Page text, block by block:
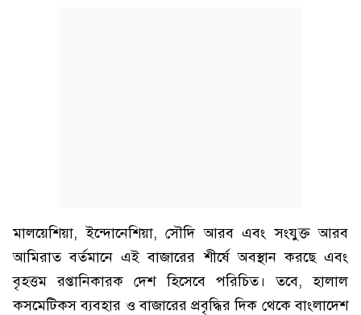
মালয়েশিয়া, ইন্দোনেশিয়া, সৌদি আরব এবং সংযুক্ত আরব
আমিরাত বর্তমানে এই বাজারের শীর্ষে অবস্থান করছে এবং
বৃহত্তম রপ্তানিকারক দেশ হিসেবে পরিচিত। তবে, হালাল
কসমেটিকস ব্যবহার ও বাজারের প্রবৃদ্ধির দিক থেকে বাংলাদেশ